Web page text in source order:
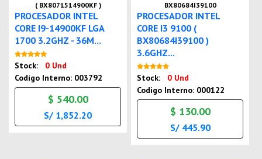
( BX8071514900KF )
PROCESADOR INTEL
CORE I9-14900KF LGA
1700 3.2GHZ - 36M...
Stock:
0 Und
Codigo Interno: 003792
$ 540.00
S/ 1,852.20
BX80684I39100
PROCESADOR INTEL
CORE I3 9100 (
BX80684I39100 )
3.6GHZ...
Stock:
0 Und
Codigo Interno: 000122
$ 130.00
S/ 445.90